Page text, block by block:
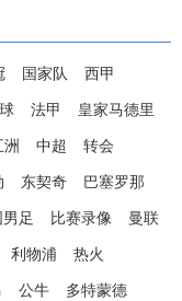
国家队 西甲
法甲 皇家马德里
洲 中超 转会
东契奇 巴塞罗那
足 比赛录像 曼联
利物浦 热火
公牛 多特蒙德